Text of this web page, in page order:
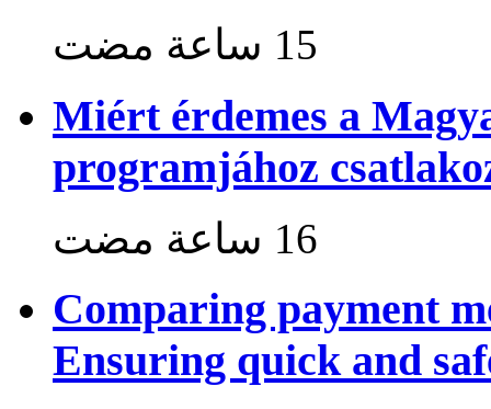
Miért érdemes a
programjához
Comparing payment
Ensuring quick and